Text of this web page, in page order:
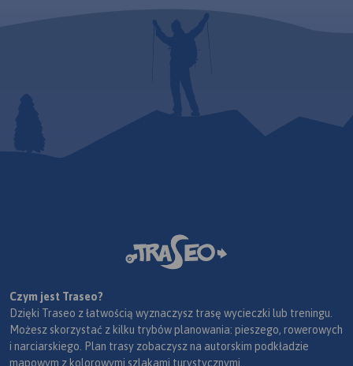
Czym jest Traseo?
Dzięki Traseo z łatwością wyznaczysz trasę wycieczki lub treningu.
Możesz skorzystać z kilku trybów planowania: pieszego, rowerowych
i narciarskiego. Plan trasy zobaczysz na autorskim podkładzie
mapowym z kolorowymi szlakami turystycznymi.